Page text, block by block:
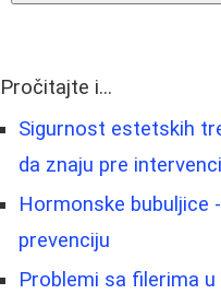
Pročitajte i...
Sigurnost estetskih
da znaju pre
Hormonske bubuljice
prevenciju
Problemi sa filerima